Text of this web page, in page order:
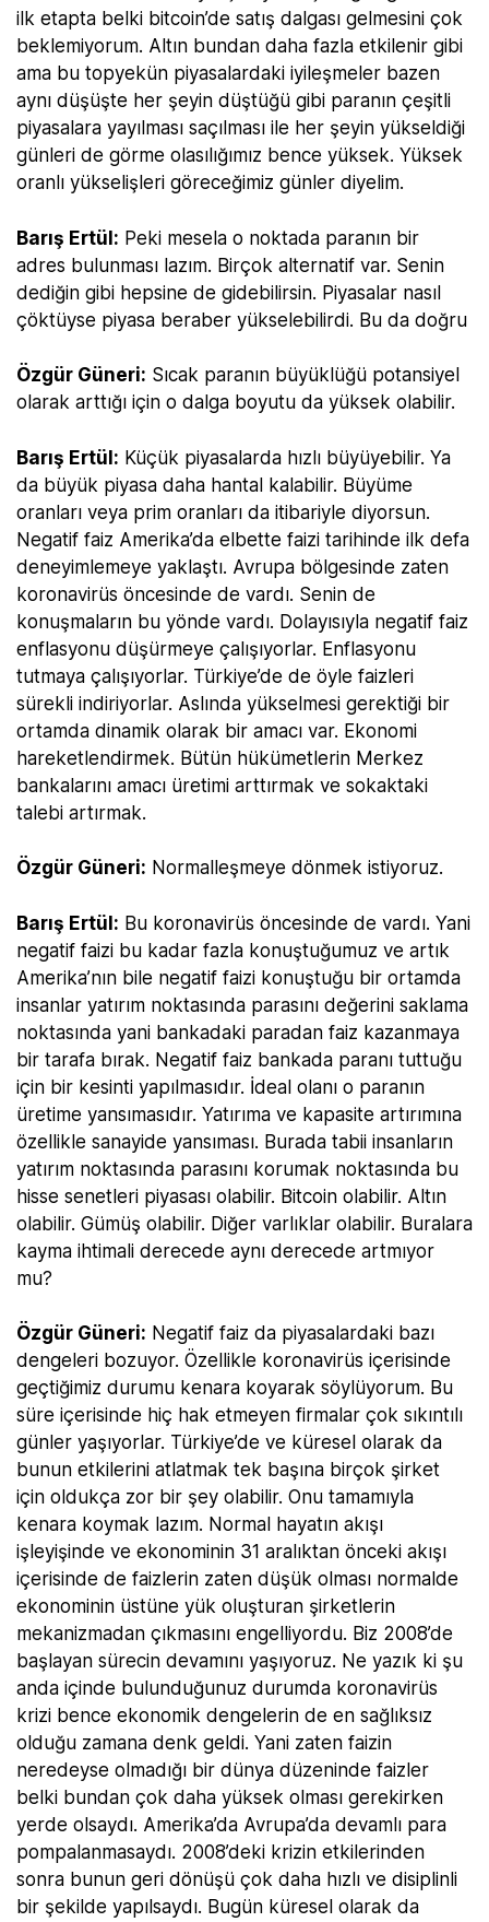
ilk etapta belki bitcoin’de satış dalgası gelmesini çok
beklemiyorum. Altın bundan daha fazla etkilenir gibi
ama bu topyekün piyasalardaki iyileşmeler bazen
aynı düşüşte her şeyin düştüğü gibi paranın çeşitli
piyasalara yayılması saçılması ile her şeyin yükseldiği
günleri de görme olasılığımız bence yüksek. Yüksek
oranlı yükselişleri göreceğimiz günler diyelim.
Barış Ertül: Peki mesela o noktada paranın bir
adres bulunması lazım. Birçok alternatif var. Senin
dediğin gibi hepsine de gidebilirsin. Piyasalar nasıl
çöktüyse piyasa beraber yükselebilirdi. Bu da doğru
Özgür Güneri: Sıcak paranın büyüklüğü potansiyel
olarak arttığı için o dalga boyutu da yüksek olabilir.
Barış Ertül: Küçük piyasalarda hızlı büyüyebilir. Ya
da büyük piyasa daha hantal kalabilir. Büyüme
oranları veya prim oranları da itibariyle diyorsun.
Negatif faiz Amerika’da elbette faizi tarihinde ilk defa
deneyimlemeye yaklaştı. Avrupa bölgesinde zaten
koronavirüs öncesinde de vardı. Senin de
konuşmaların bu yönde vardı. Dolayısıyla negatif faiz
enflasyonu düşürmeye çalışıyorlar. Enflasyonu
tutmaya çalışıyorlar. Türkiye’de de öyle faizleri
sürekli indiriyorlar. Aslında yükselmesi gerektiği bir
ortamda dinamik olarak bir amacı var. Ekonomi
hareketlendirmek. Bütün hükümetlerin Merkez
bankalarını amacı üretimi arttırmak ve sokaktaki
talebi artırmak.
Özgür Güneri: Normalleşmeye dönmek istiyoruz.
Barış Ertül: Bu koronavirüs öncesinde de vardı. Yani
negatif faizi bu kadar fazla konuştuğumuz ve artık
Amerika’nın bile negatif faizi konuştuğu bir ortamda
insanlar yatırım noktasında parasını değerini saklama
noktasında yani bankadaki paradan faiz kazanmaya
bir tarafa bırak. Negatif faiz bankada paranı tuttuğu
için bir kesinti yapılmasıdır. İdeal olanı o paranın
üretime yansımasıdır. Yatırıma ve kapasite artırımına
özellikle sanayide yansıması. Burada tabii insanların
yatırım noktasında parasını korumak noktasında bu
hisse senetleri piyasası olabilir. Bitcoin olabilir. Altın
olabilir. Gümüş olabilir. Diğer varlıklar olabilir. Buralara
kayma ihtimali derecede aynı derecede artmıyor
mu?
Özgür Güneri: Negatif faiz da piyasalardaki bazı
dengeleri bozuyor. Özellikle koronavirüs içerisinde
geçtiğimiz durumu kenara koyarak söylüyorum. Bu
süre içerisinde hiç hak etmeyen firmalar çok sıkıntılı
günler yaşıyorlar. Türkiye’de ve küresel olarak da
bunun etkilerini atlatmak tek başına birçok şirket
için oldukça zor bir şey olabilir. Onu tamamıyla
kenara koymak lazım. Normal hayatın akışı
işleyişinde ve ekonominin 31 aralıktan önceki akışı
içerisinde de faizlerin zaten düşük olması normalde
ekonominin üstüne yük oluşturan şirketlerin
mekanizmadan çıkmasını engelliyordu. Biz 2008’de
başlayan sürecin devamını yaşıyoruz. Ne yazık ki şu
anda içinde bulunduğunuz durumda koronavirüs
krizi bence ekonomik dengelerin de en sağlıksız
olduğu zamana denk geldi. Yani zaten faizin
neredeyse olmadığı bir dünya düzeninde faizler
belki bundan çok daha yüksek olması gerekirken
yerde olsaydı. Amerika’da Avrupa’da devamlı para
pompalanmasaydı. 2008’deki krizin etkilerinden
sonra bunun geri dönüşü çok daha hızlı ve disiplinli
bir şekilde yapılsaydı. Bugün küresel olarak da